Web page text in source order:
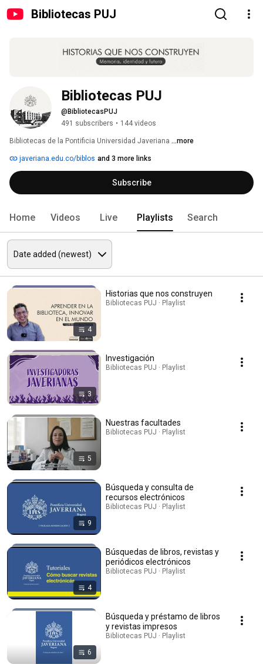
Bibliotecas PUJ
Bibliotecas PUJ
@BibliotecasPUJ
491 subscribers • 144 videos
Bibliotecas de la Pontificia Universidad Javeriana ...more
javeriana.edu.co/biblos and 3 more links
Subscribe
Home Videos Live Playlists Search
4
Historias que nos construyen
Bibliotecas PUJ · Playlist
3
Investigación
Bibliotecas PUJ · Playlist
5
Nuestras facultades
Bibliotecas PUJ · Playlist
9
Búsqueda y consulta de
recursos electrónicos
Bibliotecas PUJ · Playlist
4
Búsquedas de libros, revistas y
periódicos electrónicos
Bibliotecas PUJ · Playlist
6
Búsqueda y préstamo de libros
y revistas impresos
Bibliotecas PUJ · Playlist